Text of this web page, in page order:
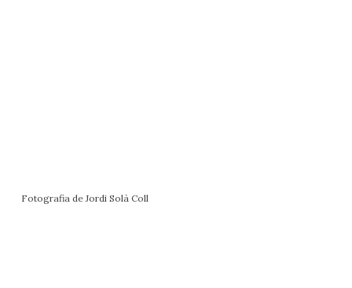
Fotografia de Jordi Solà Coll